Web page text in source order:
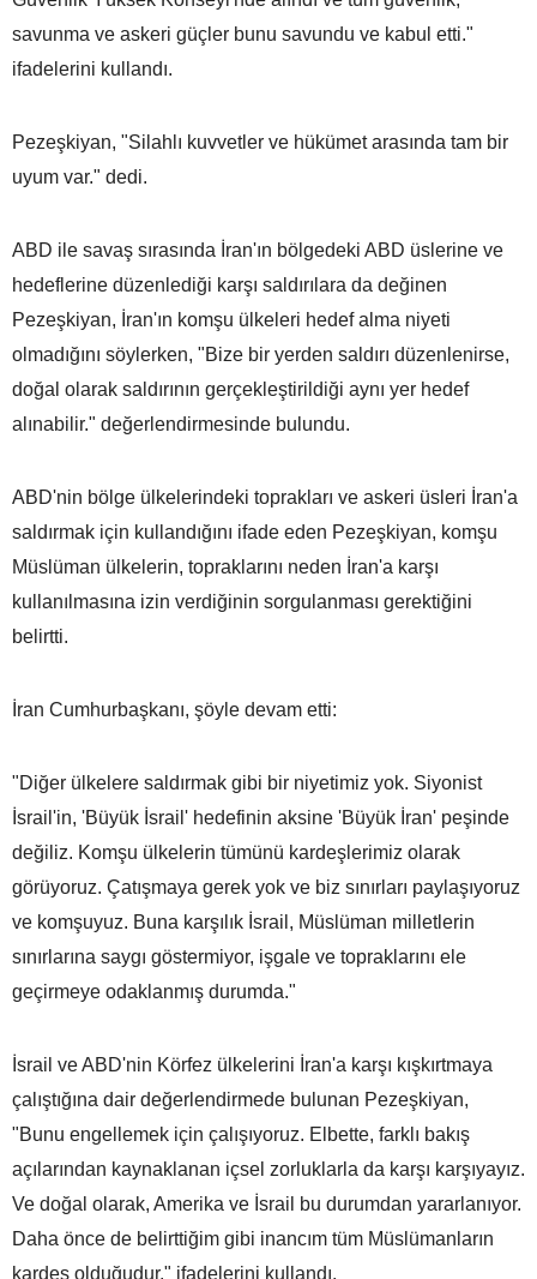
savunma ve askeri güçler bunu savundu ve kabul etti."
ifadelerini kullandı.
Pezeşkiyan, "Silahlı kuvvetler ve hükümet arasında tam bir
uyum var." dedi.
ABD ile savaş sırasında İran'ın bölgedeki ABD üslerine ve
hedeflerine düzenlediği karşı saldırılara da değinen
Pezeşkiyan, İran'ın komşu ülkeleri hedef alma niyeti
olmadığını söylerken, "Bize bir yerden saldırı düzenlenirse,
doğal olarak saldırının gerçekleştirildiği aynı yer hedef
alınabilir." değerlendirmesinde bulundu.
ABD'nin bölge ülkelerindeki toprakları ve askeri üsleri İran'a
saldırmak için kullandığını ifade eden Pezeşkiyan, komşu
Müslüman ülkelerin, topraklarını neden İran'a karşı
kullanılmasına izin verdiğinin sorgulanması gerektiğini
belirtti.
İran Cumhurbaşkanı, şöyle devam etti:
"Diğer ülkelere saldırmak gibi bir niyetimiz yok. Siyonist
İsrail'in, 'Büyük İsrail' hedefinin aksine 'Büyük İran' peşinde
değiliz. Komşu ülkelerin tümünü kardeşlerimiz olarak
görüyoruz. Çatışmaya gerek yok ve biz sınırları paylaşıyoruz
ve komşuyuz. Buna karşılık İsrail, Müslüman milletlerin
sınırlarına saygı göstermiyor, işgale ve topraklarını ele
geçirmeye odaklanmış durumda."
İsrail ve ABD'nin Körfez ülkelerini İran'a karşı kışkırtmaya
çalıştığına dair değerlendirmede bulunan Pezeşkiyan,
"Bunu engellemek için çalışıyoruz. Elbette, farklı bakış
açılarından kaynaklanan içsel zorluklarla da karşı karşıyayız.
Ve doğal olarak, Amerika ve İsrail bu durumdan yararlanıyor.
Daha önce de belirttiğim gibi inancım tüm Müslümanların
kardeş olduğudur." ifadelerini kullandı.